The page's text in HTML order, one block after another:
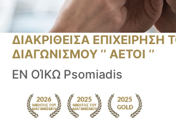
ΔΙΑΚΡΙΘΕΙΣΑ ΕΠΙΧΕΙΡΗΣΗ
ΔΙΑΓΩΝΙΣΜΟΥ ‘’ ΑΕΤΟΙ ‘’
ΕΝ ΟΊΚΩ Psomiadis